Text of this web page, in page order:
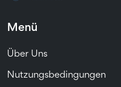
Menü
Über Uns
Nutzungsbedingungen